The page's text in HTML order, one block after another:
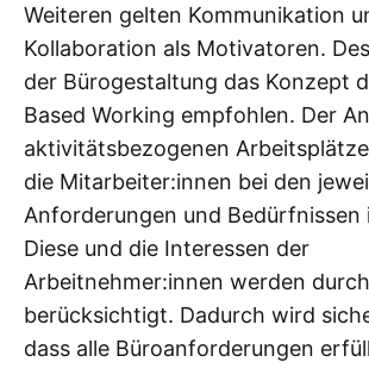
Weiteren gelten Kommunikation
Kollaboration als Motivatoren.
der Bürogestaltung das Konzept
Based Working empfohlen. Der
aktivitätsbezogenen
die Mitarbeiter:innen bei den
Anforderungen und Bedürfnissen
Diese und die Interessen der
Arbeitnehmer:innen werden
berücksichtigt. Dadurch wird
dass alle Büroanforderungen